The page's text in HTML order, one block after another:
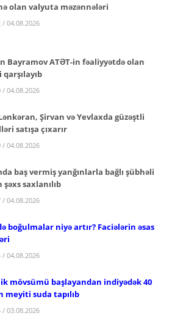
olan valyuta məzənnələri
/ 04.08.2026
Bayramov ATƏT-in fəaliyyətdə olan
/ 04.08.2026
Şirvan və Yevlaxda güzəştli
satışa çıxarır
/ 04.08.2026
baş vermiş yanğınlarla bağlı şübhəli
saxlanılıb
/ 04.08.2026
boğulmalar niyə artır? Faciələrin əsas
/ 04.08.2026
mövsümü başlayandan indiyədək 40
meyiti suda tapılıb
/ 03.08.2026